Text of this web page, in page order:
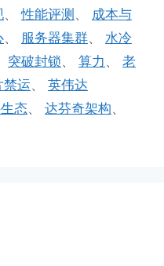
、性能评测 、 成本与
、 服务器集群、 水冷
突破封锁、 算力 、 老
禁运、 英伟达
态、 达芬奇架构、